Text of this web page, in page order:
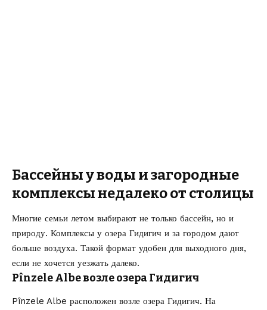
Бассейны у воды и загородные
комплексы недалеко от столицы
Многие семьи летом выбирают не только бассейн, но и
природу. Комплексы у озера Гидигич и за городом дают
больше воздуха. Такой формат удобен для выходного дня,
если не хочется уезжать далеко.
Pînzele Albe возле озера Гидигич
Pînzele Albe расположен возле озера Гидигич. На